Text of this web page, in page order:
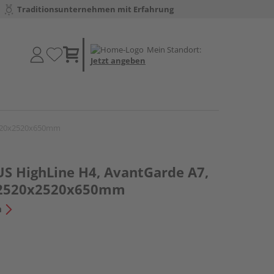
Traditionsunternehmen mit Erfahrung
Mein Standort:
Jetzt angeben
HighLine H4, AvantGarde A7,